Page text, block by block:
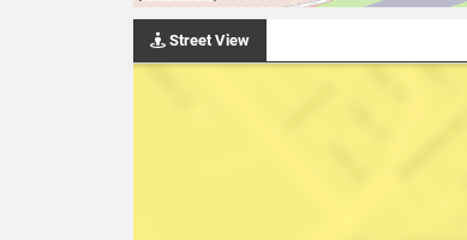
Street View